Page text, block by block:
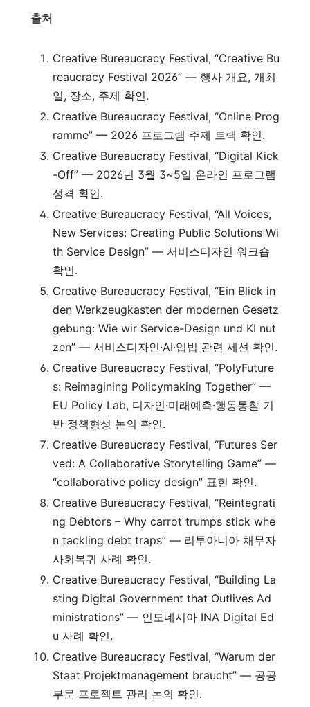
출처
Creative Bureaucracy Festival, “Creative Bu
reaucracy Festival 2026” — 행사 개요, 개최
일, 장소, 주제 확인.
Creative Bureaucracy Festival, “Online Prog
ramme” — 2026 프로그램 주제 트랙 확인.
Creative Bureaucracy Festival, “Digital Kick
-Off” — 2026년 3월 3~5일 온라인 프로그램
성격 확인.
Creative Bureaucracy Festival, “All Voices,
New Services: Creating Public Solutions Wi
th Service Design” — 서비스디자인 워크숍
확인.
Creative Bureaucracy Festival, “Ein Blick in
den Werkzeugkasten der modernen Gesetz
gebung: Wie wir Service-Design und KI nut
zen” — 서비스디자인·AI·입법 관련 세션 확인.
Creative Bureaucracy Festival, “PolyFuture
s: Reimagining Policymaking Together” —
EU Policy Lab, 디자인·미래예측·행동통찰 기
반 정책형성 논의 확인.
Creative Bureaucracy Festival, “Futures Ser
ved: A Collaborative Storytelling Game” —
“collaborative policy design” 표현 확인.
Creative Bureaucracy Festival, “Reintegrati
ng Debtors – Why carrot trumps stick whe
n tackling debt traps” — 리투아니아 채무자
사회복귀 사례 확인.
Creative Bureaucracy Festival, “Building La
sting Digital Government that Outlives Ad
ministrations” — 인도네시아 INA Digital Ed
u 사례 확인.
Creative Bureaucracy Festival, “Warum der
Staat Projektmanagement braucht” — 공공
부문 프로젝트 관리 논의 확인.